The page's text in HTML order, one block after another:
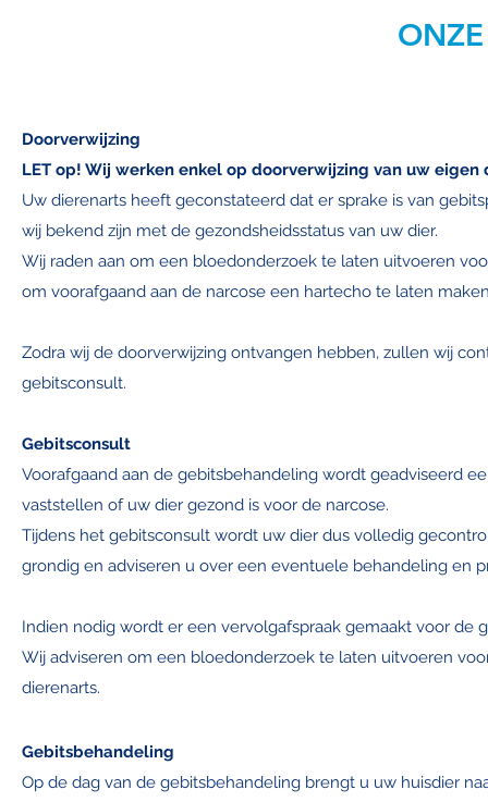
Doorverwijzing
LET op! Wij werken enkel op doorverwijzing van uw eigen
Uw dierenarts heeft geconstateerd dat er sprake is van
wij bekend zijn met de gezondsheidsstatus van uw dier.
Wij raden aan om een bloedonderzoek te laten uitvoeren
om voorafgaand aan de narcose een hartecho te laten
Zodra wij de doorverwijzing ontvangen hebben, zullen wij
gebitsconsult.
Gebitsconsult
Voorafgaand aan de gebitsbehandeling wordt geadviseerd
vaststellen of uw dier gezond is voor de narcose.
Tijdens het gebitsconsult wordt uw dier dus volledig
grondig en adviseren u over een eventuele behandeling en
Indien nodig wordt er een vervolgafspraak gemaakt voor de
Wij adviseren om een bloedonderzoek te laten uitvoeren
dierenarts.
Gebitsbehandeling
Op de dag van de gebitsbehandeling brengt u uw huisdier